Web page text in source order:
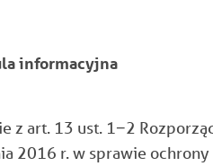
informacyjna
z art. 13 ust. 1−2
2016 r. w sprawie